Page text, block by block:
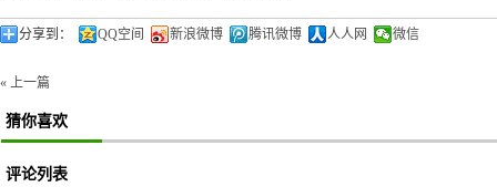
分享到： QQ空间 新浪微博 腾讯微博 人人网 微信
« 上一篇
猜你喜欢
评论列表